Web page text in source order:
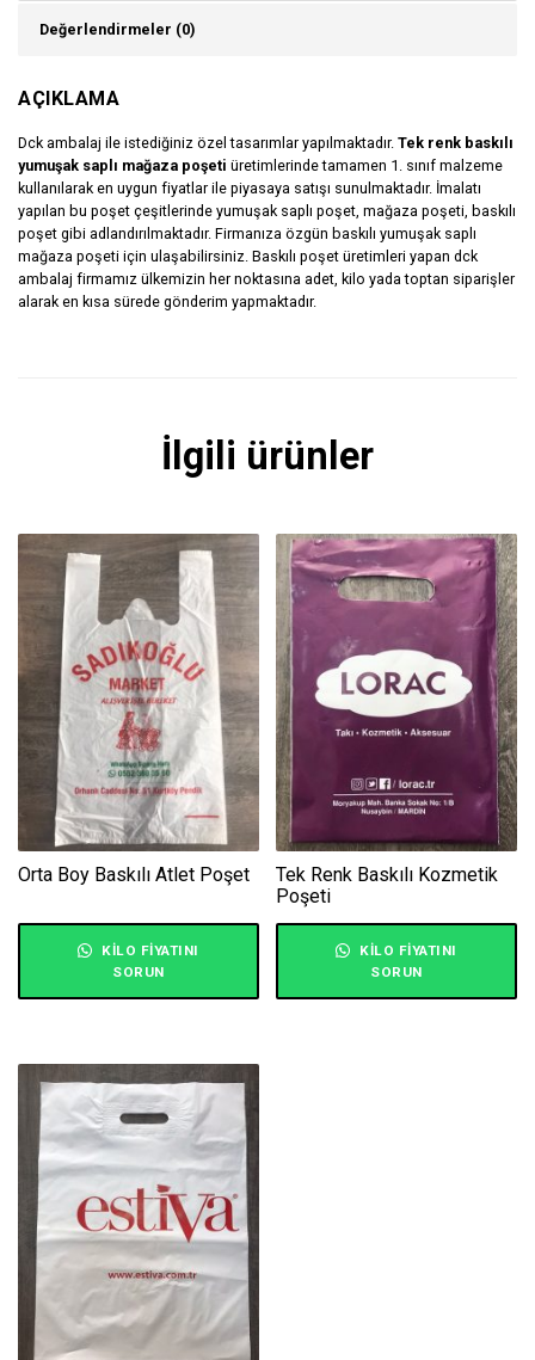
Değerlendirmeler (0)
AÇIKLAMA
Dck ambalaj ile istediğiniz özel tasarımlar yapılmaktadır. Tek renk baskılı
yumuşak saplı mağaza poşeti üretimlerinde tamamen 1. sınıf malzeme
kullanılarak en uygun fiyatlar ile piyasaya satışı sunulmaktadır. İmalatı
yapılan bu poşet çeşitlerinde yumuşak saplı poşet, mağaza poşeti, baskılı
poşet gibi adlandırılmaktadır. Firmanıza özgün baskılı yumuşak saplı
mağaza poşeti için ulaşabilirsiniz. Baskılı poşet üretimleri yapan dck
ambalaj firmamız ülkemizin her noktasına adet, kilo yada toptan siparişler
alarak en kısa sürede gönderim yapmaktadır.
İlgili ürünler
Orta Boy Baskılı Atlet Poşet
KILO FIYATINI
SORUN
Tek Renk Baskılı Kozmetik
Poşeti
KILO FIYATINI
SORUN